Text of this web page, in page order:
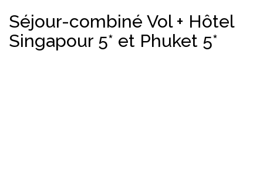
Séjour-combiné Vol + Hôtel
Singapour 5* et Phuket 5*